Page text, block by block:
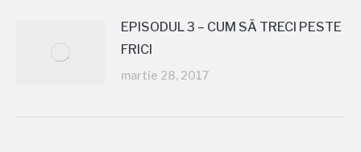
EPISODUL 3 – CUM SĂ TRECI PESTE
FRICI
martie 28, 2017